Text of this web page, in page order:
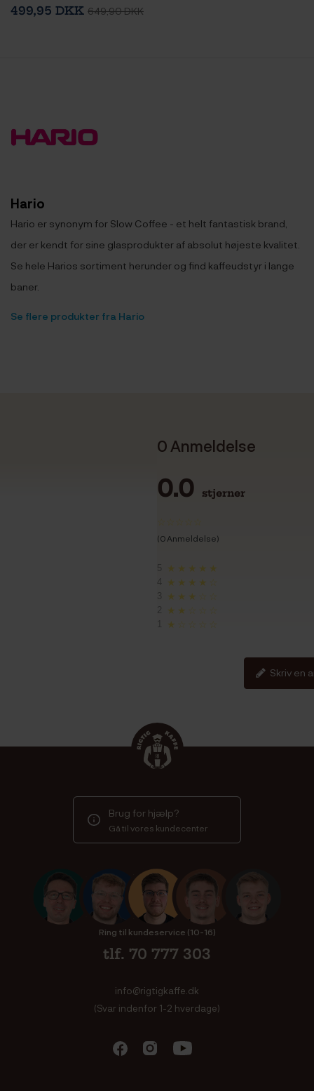
Keramik 2 Kop. Hvid & 100
499,95 DKK 649,90 DKK
Hario
Hario er synonym for Slow Coffee - et helt fantastisk brand,
der er kendt for sine glasprodukter af absolut højeste kvalitet.
Se hele Harios sortiment herunder og find kaffeudstyr i lange
baner.
Se flere produkter fra Hario
0 Anmeldelse
0.0 stjerner
(0 Anmeldelse)
5 ★★★★★
★★★★☆
3 ★★★☆☆
2 ★★☆☆☆
★☆☆☆☆
Skriv en
Brug for hjælp?
Gå til vores kundecenter
Ring til kundeservice (10-16)
tlf. 70 777 303
info@rigtigkaffe.dk
(Svar indenfor 1-2 hverdage)